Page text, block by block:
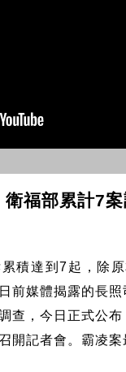
衛福部累計7
積達到7起，除
前媒體揭露的長照
查，今日正式公
開記者會。霸凌案